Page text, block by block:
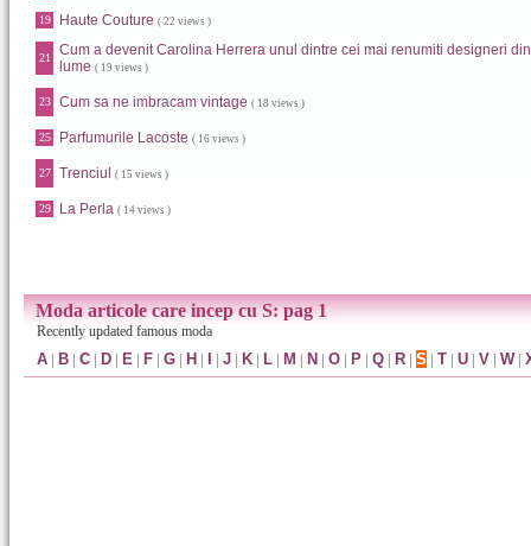
19 Haute Couture ( 22 views )
21
Cum a devenit Carolina Herrera unul dintre cei mai renumiti designeri din
lume ( 19 views )
23 Cum sa ne imbracam vintage ( 18 views )
25 Parfumurile Lacoste ( 16 views )
27 Trenciul ( 15 views )
29 La Perla ( 14 views )
Moda articole care incep cu S: pag 1
Recently updated famous moda
A | B | C | D | E | F | G | H | | J | K | L | M | N | O | P | Q | R | S | T | U | V | W|